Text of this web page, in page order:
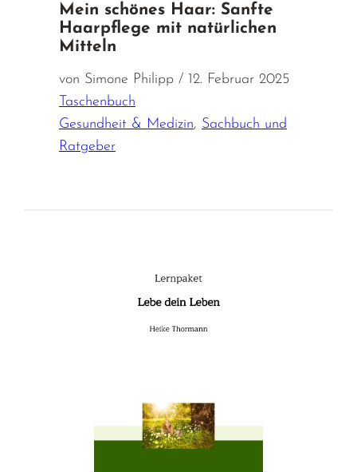
Mein schönes Haar: Sanfte
Haarpflege mit natürlichen
Mitteln
von Simone Philipp / 12. Februar 2025
Taschenbuch
Gesundheit & Medizin, Sachbuch und
Ratgeber